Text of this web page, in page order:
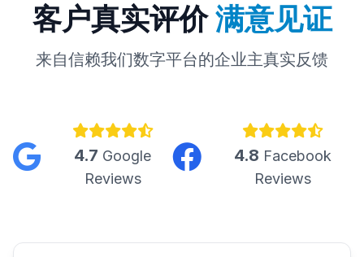
客户真实评价 满意见证
来自信赖我们数字平台的企业主真实反馈
4.7 Google
Reviews
4.8 Facebook
Reviews